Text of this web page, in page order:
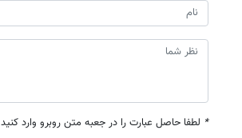
* لطفا حاصل عبارت را در جعبه متن روبرو وارد کنید